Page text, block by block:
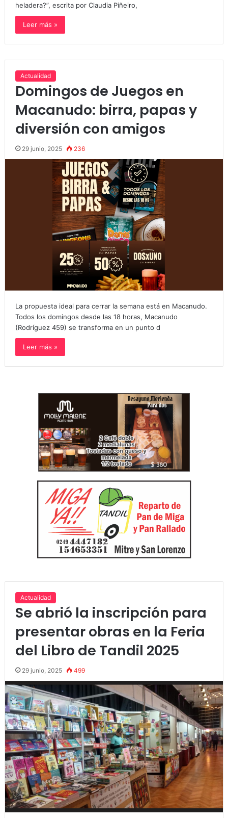
heladera?”, escrita por Claudia Piñeiro,
Leer más »
Actualidad
Domingos de Juegos en
Macanudo: birra, papas y
diversión con amigos
29 junio, 2025 236
La propuesta ideal para cerrar la semana está en Macanudo.
Todos los domingos desde las 18 horas, Macanudo
(Rodríguez 459) se transforma en un punto d
Leer más »
Actualidad
Se abrió la inscripción para
presentar obras en la Feria
del Libro de Tandil 2025
29 junio, 2025 499